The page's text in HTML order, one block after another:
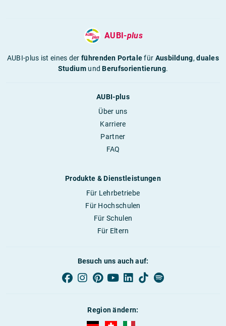
AUBI-plus
AUBI-plus ist eines derführenden Portalefür Ausbildung,duales
StudiumundBerufsorientierung.
AUBI-plus
Über uns
Karriere
Partner
FAQ
Produkte & Dienstleistungen
Für Lehrbetriebe
Für Hochschulen
Für Schulen
Für Eltern
Besuch uns auch auf:
Region ändern:
AUBI-plus Deutschland (deutsch)